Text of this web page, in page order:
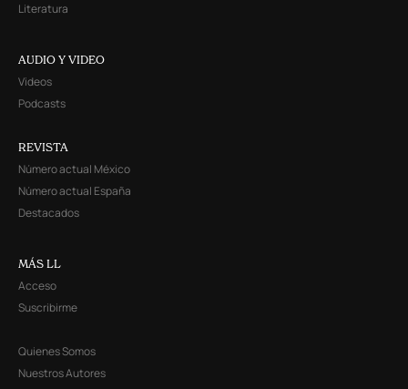
Literatura
AUDIO Y VIDEO
Videos
Podcasts
REVISTA
Número actual México
Número actual España
Destacados
MÁS LL
Acceso
Suscribirme
Quienes Somos
Nuestros Autores